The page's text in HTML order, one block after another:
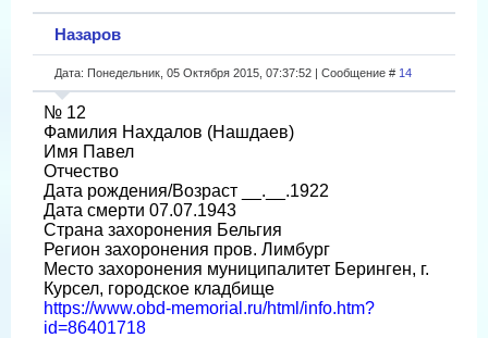
Назаров
Дата: Понедельник, 05 Октября 2015, 07:37:52 | Сообщение # 14
№ 12
Фамилия Нахдалов (Нашдаев)
Имя Павел
Отчество
Дата рождения/Возраст __.__.1922
Дата смерти 07.07.1943
Страна захоронения Бельгия
Регион захоронения пров. Лимбург
Место захоронения муниципалитет Беринген, г.
Курсел, городское кладбище
https://www.obd-memorial.ru/html/info.htm?
id=86401718